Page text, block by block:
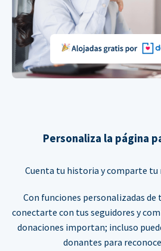
Personaliza la página
Cuenta tu historia y comparte tu
Con funciones personalizadas
conectarte con tus seguidores y
donaciones importan; incluso
donantes para